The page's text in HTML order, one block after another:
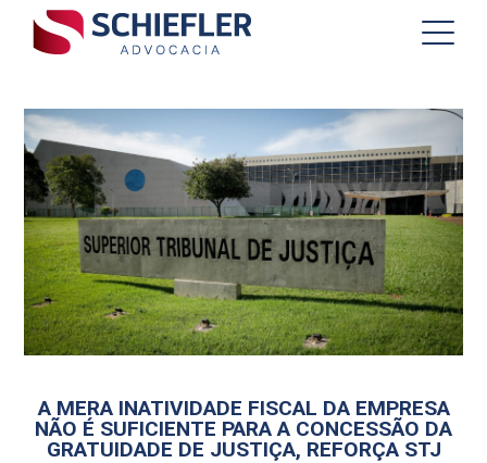
A MERA INATIVIDADE FISCAL DA EMPRESA
NÃO É SUFICIENTE PARA A CONCESSÃO DA
GRATUIDADE DE JUSTIÇA, REFORÇA STJ